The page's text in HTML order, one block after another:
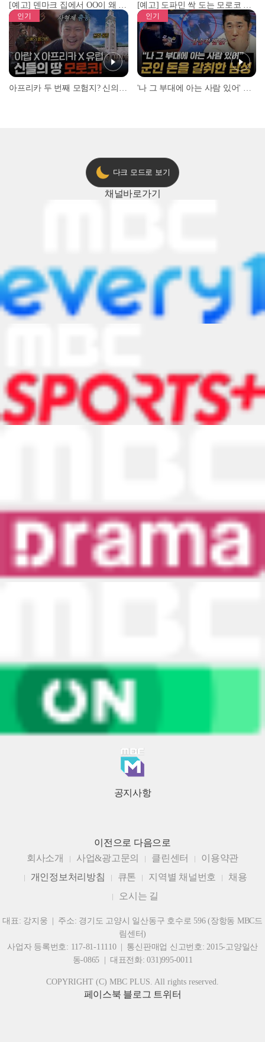
[예고] 덴마크 집에서 OO이 왜 나와...? 이상할 정도로 한국을 사랑하는 우리 형을 제보합니다! [예고] 도파민 싹 도는 모로코 야시장 투어!
인기 인기
다크 모드로 보기
채널바로가기
공지사항
이전으로 다음으로
회사소개
사업&광고문의 클린센터
이용약관
개인정보처리방침
큐톤 지역별 채널번호
채용
오시는 길
대표: 강지웅 | 주소: 경기도 고양시 일산동구 호수로 596 (장항동 MBC드
림센터)
사업자 등록번호: 117-81-11110 | 통신판매업 신고번호: 2015-고양일산
동-0865 | 대표전화: 031)995-0011
COPYRIGHT (C) MBC PLUS. All rights reserved.
페이스북 블로그 트위터